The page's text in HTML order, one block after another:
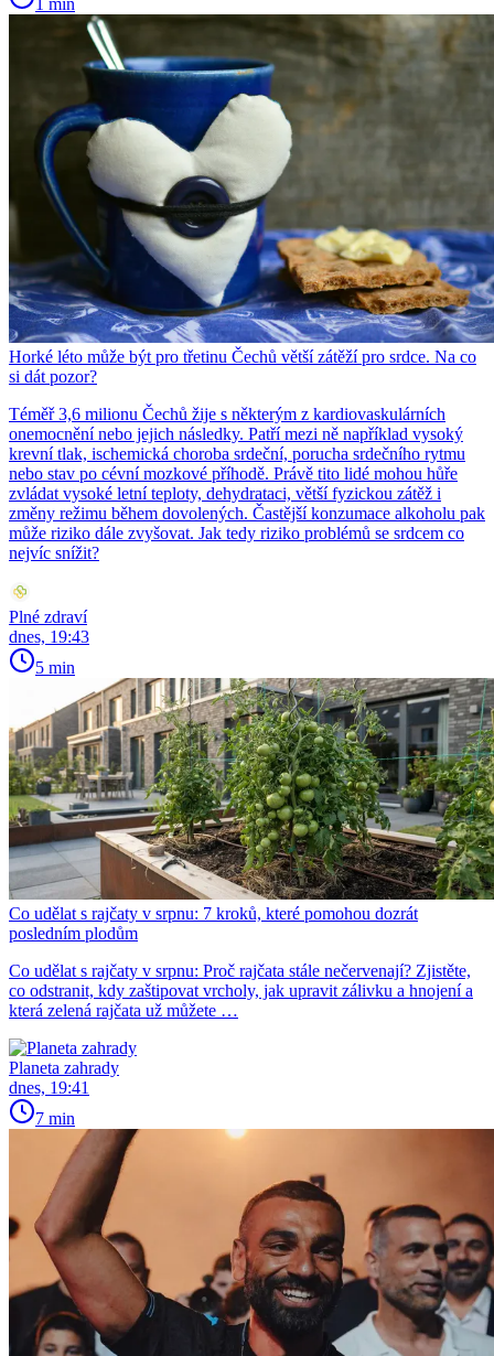
Horké léto může být pro třetinu Čechů větší zátěží pro srdce. Na co
si dát pozor?
Téměř 3,6 milionu Čechů žije s některým z kardiovaskulárních
onemocnění nebo jejich následky. Patří mezi ně například vysoký
krevní tlak, ischemická choroba srdeční, porucha srdečního rytmu
nebo stav po cévní mozkové příhodě. Právě tito lidé mohou hůře
zvládat vysoké letní teploty, dehydrataci, větší fyzickou zátěž i
změny režimu během dovolených. Častější konzumace alkoholu pak
může riziko dále zvyšovat. Jak tedy riziko problémů se srdcem co
nejvíc snížit?
Plné zdraví
dnes, 19:43
5 min
Co udělat s rajčaty v srpnu: 7 kroků, které pomohou dozrát
posledním plodům
Co udělat s rajčaty v srpnu: Proč rajčata stále nečervenají? Zjistěte,
co odstranit, kdy zaštipovat vrcholy, jak upravit zálivku a hnojení a
která zelená rajčata už můžete …
Planeta zahrady
dnes, 19:41
7 min